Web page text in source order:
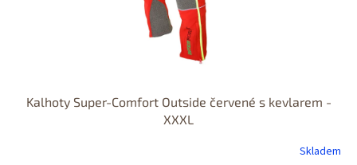
Kalhoty Super-Comfort Outside červené s kevlarem -
XXXL
Skladem